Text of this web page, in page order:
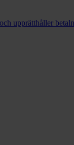
upprätthåller